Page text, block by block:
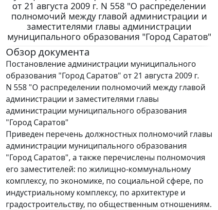
от 21 августа 2009 г. N 558 "О распределении
полномочий между главой администрации и
заместителями главы администрации
муниципального образования "Город Саратов"
Обзор документа
Постановление администрации муниципального
образования "Город Саратов" от 21 августа 2009 г.
N 558 "О распределении полномочий между главой
администрации и заместителями главы
администрации муниципального образования
"Город Саратов"
Приведен перечень должностных полномочий главы
администрации муниципального образования
"Город Саратов", а также перечислены полномочия
его заместителей: по жилищно-коммунальному
комплексу, по экономике, по социальной сфере, по
индустриальному комплексу, по архитектуре и
градостроительству, по общественным отношениям.